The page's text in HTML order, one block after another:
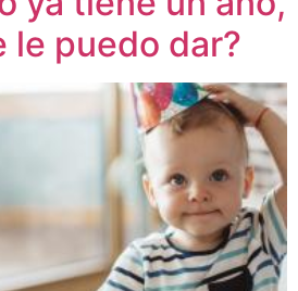
le puedo dar?